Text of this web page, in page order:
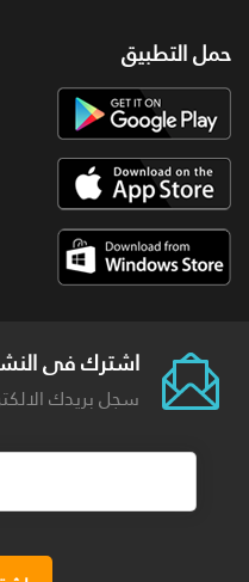
حمل التطبيق
اشترك فى
سجل بريدك